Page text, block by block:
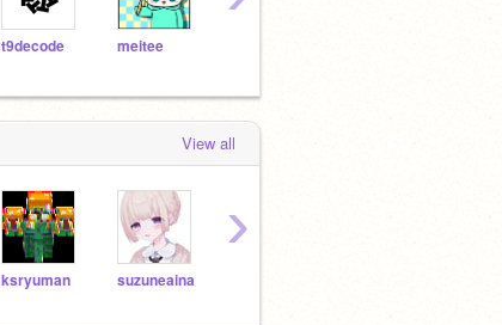
t9decode meitee
View all
ksryuman suzuneaina
›